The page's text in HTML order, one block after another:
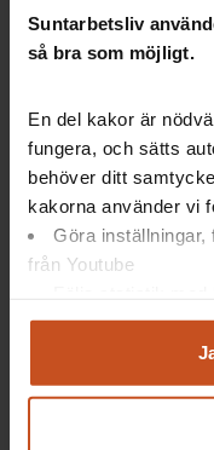
Suntarbetsliv
så bra som möjligt.
En del kakor är
fungera, och sätts
behöver ditt
kakorna använder vi
Göra
från Youtube
Analysera trafik
Du kan när som
Studio
Studio Friskfaktor
inspiration till att
Programmen riktar
regioner och
både dig som är
dig som har